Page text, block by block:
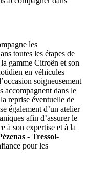
les
toutes les étapes de
gamme Citroën et son
en véhicules
soigneusement
accompagnent dans le
reprise éventuelle de
également d’un atelier
afin d’assurer le
à son expertise et à la
- Tressol-
pour les